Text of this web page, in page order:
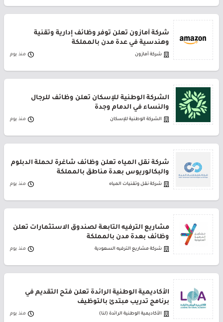
شركة أمازون تعلن توفر وظائف إدارية وتقنية
وهندسية في عدة مدن بالمملكة
شركة أمازون منذ يوم
الشركة الوطنية للإسكان تعلن وظائف للرجال
والنساء في الدمام وجدة
الشركة الوطنية للإسكان منذ يوم
شركة نقل المياه تعلن وظائف شاغرة لحملة الدبلوم
والبكالوريوس بعدة مناطق بالمملكة
شركة نقل وتقنيات المياه منذ يوم
مشاريع الترفيه التابعة لصندوق الاستثمارات تعلن
وظائف بعدة مدن بالمملكة
شركة مشاريع الترفيه السعودية منذ يوم
الأكاديمية الوطنية الرائدة تعلن فتح التقديم في
برنامج تدريب مبتدئ بالتوظيف
الأكاديمية الوطنية الرائدة (لنا) منذ يوم